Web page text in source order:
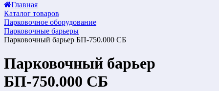
Главная
Каталог товаров
Парковочное оборудование
Парковочные барьеры
Парковочный барьер БП-750.000 СБ
Парковочный барьер
БП-750.000 СБ